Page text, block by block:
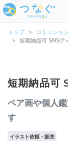
トップ コミッショ
短期納品可 SNSア
短期納品可
ペア画や個人
す
イラスト依頼・販売